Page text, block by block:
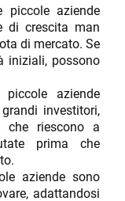
piccole aziende
di crescita man
di mercato. Se
iniziali, possono
aziende
investitori,
che riescono a
prima che
aziende sono
adattandosi